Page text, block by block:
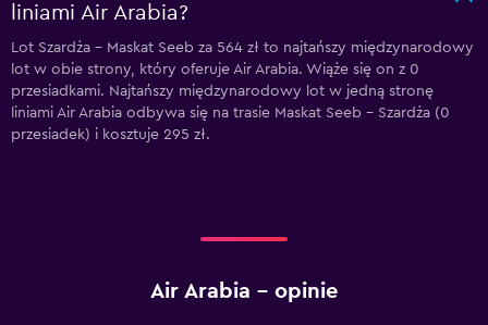
liniami Air Arabia?
Lot Szardża - Maskat Seeb za 564 zł to najtańszy międzynarodowy
lot w obie strony, który oferuje Air Arabia. Wiąże się on z 0
przesiadkami. Najtańszy międzynarodowy lot w jedną stronę
liniami Air Arabia odbywa się na trasie Maskat Seeb - Szardża (0
przesiadek) i kosztuje 295 zł.
Air Arabia – opinie